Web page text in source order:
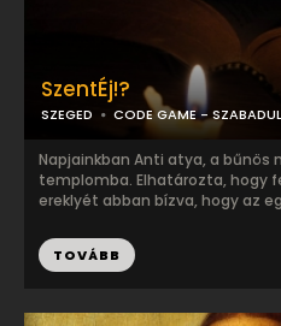
SzentÉj!?
SZEGED CODE GAME -
Napjainkban Anti atya, a bűnös
templomba. Elhatározta, hogy
ereklyét abban bízva, hogy az
TOVÁBB